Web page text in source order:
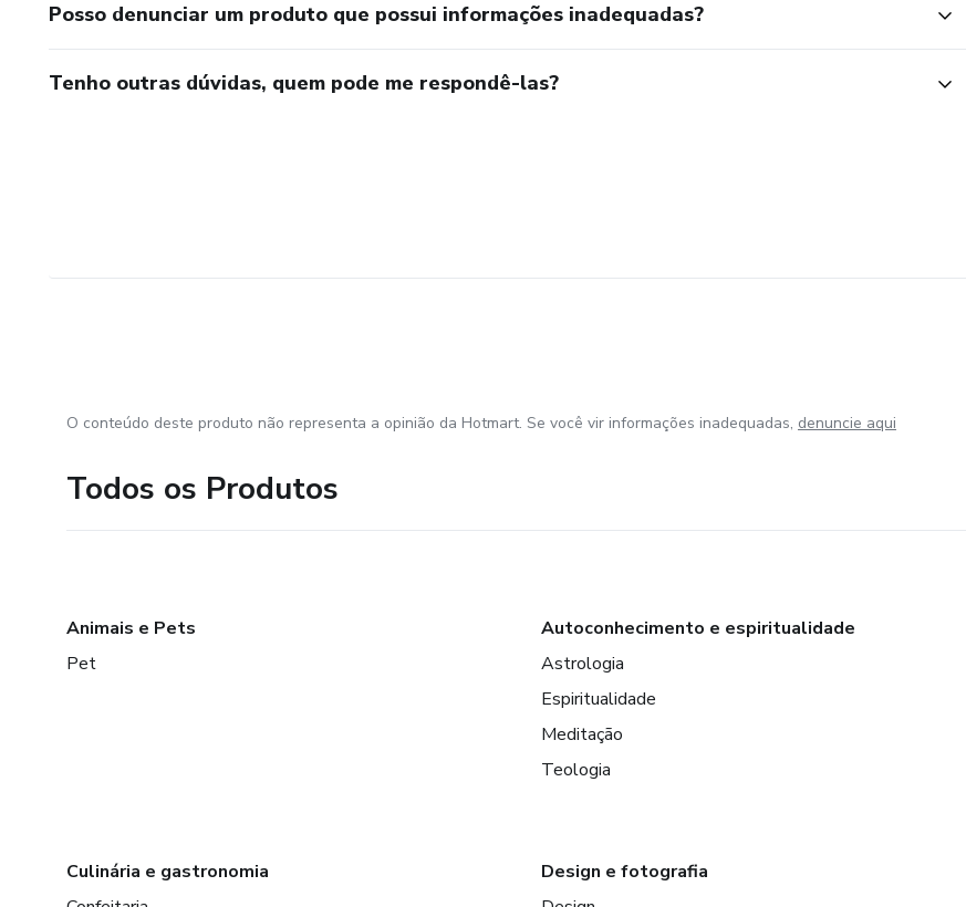
Posso denunciar um produto que possui informações inadequadas?
Tenho outras dúvidas, quem pode me respondê-las?
O conteúdo deste produto não representa a opinião da Hotmart. Se você vir informações inadequadas, denuncie aqui
Todos os Produtos
Animais e Pets
Pet
Autoconhecimento e espiritualidade
Astrologia
Espiritualidade
Meditação
Teologia
Culinária e gastronomia
Design e fotografia